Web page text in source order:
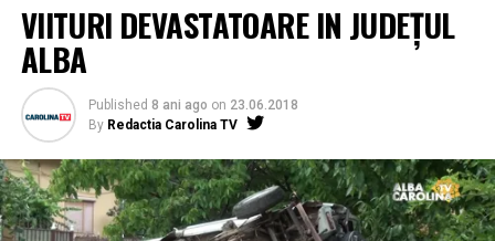
VIITURI DEVASTATOARE IN JUDEȚUL
ALBA
Published 8 ani ago on 23.06.2018
By Redactia Carolina TV